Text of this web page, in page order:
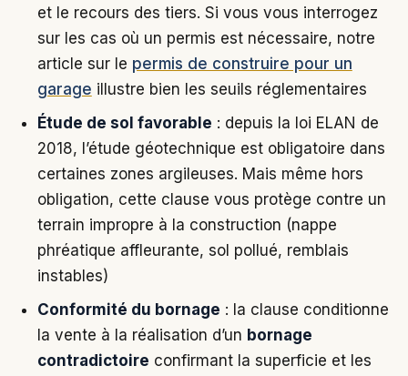
et le recours des tiers. Si vous vous interrogez
sur les cas où un permis est nécessaire, notre
article sur le permis de construire pour un
garage illustre bien les seuils réglementaires
Étude de sol favorable : depuis la loi ELAN de
2018, l’étude géotechnique est obligatoire dans
certaines zones argileuses. Mais même hors
obligation, cette clause vous protège contre un
terrain impropre à la construction (nappe
phréatique affleurante, sol pollué, remblais
instables)
Conformité du bornage : la clause conditionne
la vente à la réalisation d’un bornage
contradictoire confirmant la superficie et les